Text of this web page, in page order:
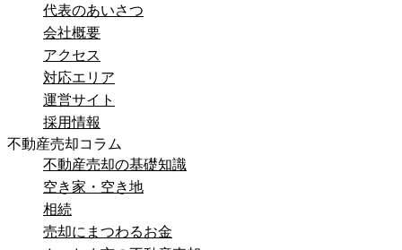
代表のあいさつ
会社概要
アクセス
対応エリア
運営サイト
採用情報
不動産売却コラム
不動産売却の基礎知識
空き家・空き地
相続
売却にまつわるお金